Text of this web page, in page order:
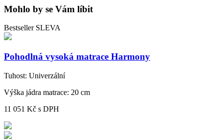
Mohlo by se Vám líbit
Bestseller SLEVA
Pohodlná vysoká matrace Harmony
Tuhost: Univerzální
Výška jádra matrace: 20 cm
11 051 Kč s DPH